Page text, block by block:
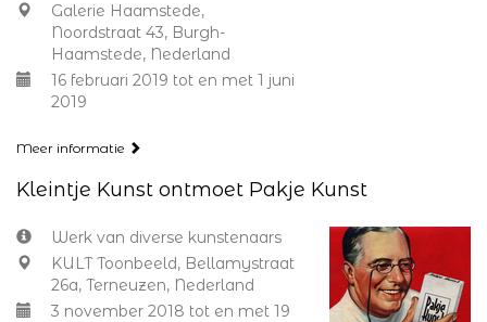
Galerie Haamstede,
Noordstraat 43, Burgh-
Haamstede, Nederland
16 februari 2019 tot en met 1 juni
2019
Meer informatie
Kleintje Kunst ontmoet Pakje Kunst
Werk van diverse kunstenaars
KULT Toonbeeld, Bellamystraat
26a, Terneuzen, Nederland
3 november 2018 tot en met 19